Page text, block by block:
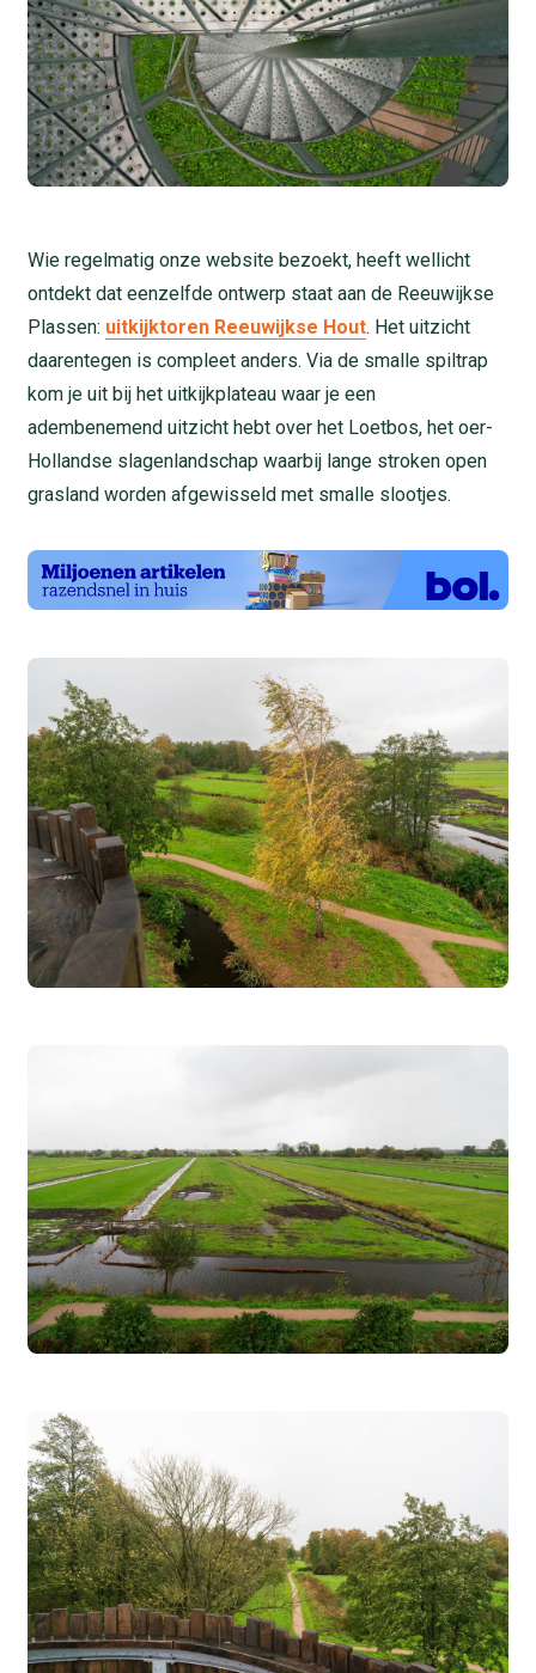
Wie regelmatig onze website bezoekt, heeft wellicht
ontdekt dat eenzelfde ontwerp staat aan de Reeuwijkse
Plassen: uitkijktoren Reeuwijkse Hout. Het uitzicht
daarentegen is compleet anders. Via de smalle spiltrap
kom je uit bij het uitkijkplateau waar je een
adembenemend uitzicht hebt over het Loetbos, het oer-
Hollandse slagenlandschap waarbij lange stroken open
grasland worden afgewisseld met smalle slootjes.